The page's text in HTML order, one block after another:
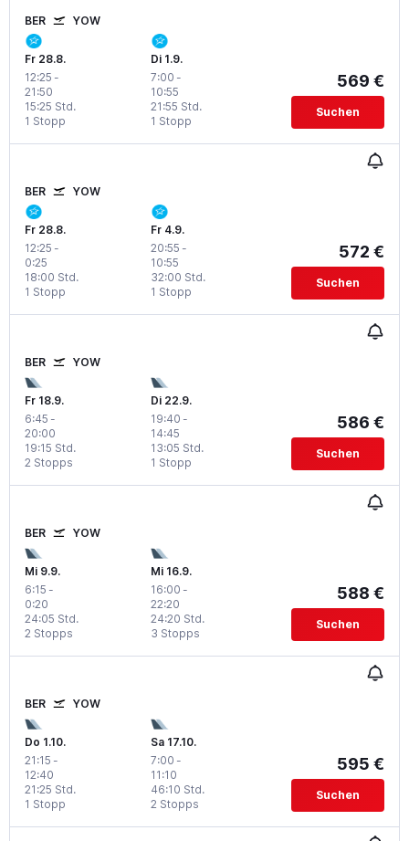
BER YOW
Fr 28.8.
12:25 -
21:50
1 Stopp
15:25 Std.
Di 1.9.
7:00 -
10:55
1 Stopp
21:55 Std.
569 €
Suchen
BER YOW
Fr 28.8.
12:25 -
0:25
1 Stopp
18:00 Std.
Fr 4.9.
20:55 -
10:55
1 Stopp
32:00 Std.
572 €
Suchen
BER YOW
Fr 18.9.
6:45 -
20:00
2 Stopps
19:15 Std.
Di 22.9.
19:40 -
14:45
1 Stopp
13:05 Std.
586 €
Suchen
BER YOW
Mi 9.9.
6:15 -
0:20
2 Stopps
24:05 Std.
Mi 16.9.
16:00 -
22:20
3 Stopps
24:20 Std.
588 €
Suchen
BER YOW
Do 1.10.
21:15 -
12:40
1 Stopp
21:25 Std.
Sa 17.10.
7:00 -
11:10
2 Stopps
46:10 Std.
595 €
Suchen